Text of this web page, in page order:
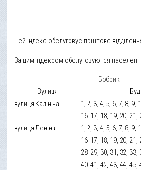
Цей індекс обслуговує поштове
За цим індексом обслуговуются населені
Бобрик
Вулиця
вулиця Калініна
1, 2, 3, 4, 5, 6, 7, 8, 9,
16, 17, 18, 19, 20, 21,
вулиця Леніна
1, 2, 3, 4, 5, 6, 7, 8, 9,
16, 17, 18, 19, 20, 21,
28, 29, 30, 31, 32, 33,
40, 41, 42, 43, 44, 45,